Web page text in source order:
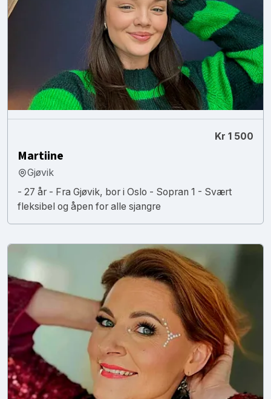
Kr 1 500
Martiine
Gjøvik
- 27 år - Fra Gjøvik, bor i Oslo - Sopran 1 - Svært
fleksibel og åpen for alle sjangre